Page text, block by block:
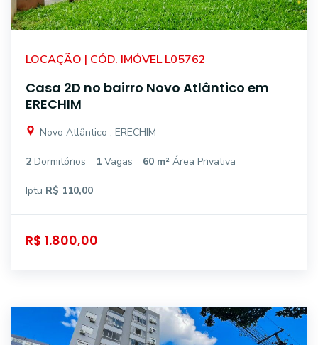
LOCAÇÃO | CÓD. IMÓVEL L05762
Casa 2D no bairro Novo Atlântico em
ERECHIM
Novo Atlântico , ERECHIM
2 Dormitórios 1 Vagas 60 m² Área Privativa
Iptu R$ 110,00
R$ 1.800,00